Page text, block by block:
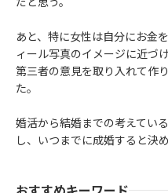
あと、特に女性は自分にお金
ィール写真のイメージに近づ
第三者の意見を取り入れて作
た。
婚活から結婚までの考えてい
し、いつまでに成婚すると決